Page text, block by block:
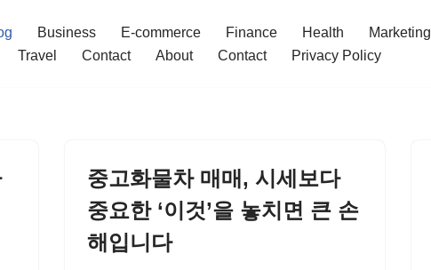
Business E-commerce Finance Health Marketing
Travel Contact About Contact Privacy Policy
중고화물차 매매, 시세보다
중요한 ‘이것’을 놓치면 큰 손
해입니다